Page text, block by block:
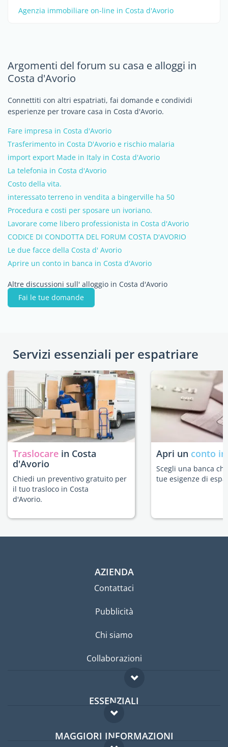
Agenzia immobiliare on-line in Costa d'Avorio
Argomenti del forum su casa e alloggi in
Costa d'Avorio
Connettiti con altri espatriati, fai domande e condividi
esperienze per trovare casa in Costa d'Avorio.
Fare impresa in Costa d'Avorio
Trasferimento in Costa D'Avorio e rischio malaria
import export Made in Italy in Costa d'Avorio
La telefonia in Costa d'Avorio
Costo della vita.
interessato terreno in vendita a bingerville ha 50
Procedura e costi per sposare un ivoriano.
Lavorare come libero professionista in Costa d'Avorio
CODICE DI CONDOTTA DEL FORUM COSTA D'AVORIO
Le due facce della Costa d' Avorio
Aprire un conto in banca in Costa d'Avorio
Altre discussioni sull' alloggio in Costa d'Avorio
Fai le tue domande
Servizi essenziali per espatriare
Traslocare in Costa
d'Avorio
Chiedi un preventivo gratuito per
il tuo trasloco in Costa
d'Avorio.
Apri un conto
Scegli una banca
tue esigenze di
AZIENDA
Contattaci
Pubblicità
Chi siamo
Collaborazioni
ESSENZIALI
Forum per expat
Guida per expat
MAGGIORI INFORMAZIONI